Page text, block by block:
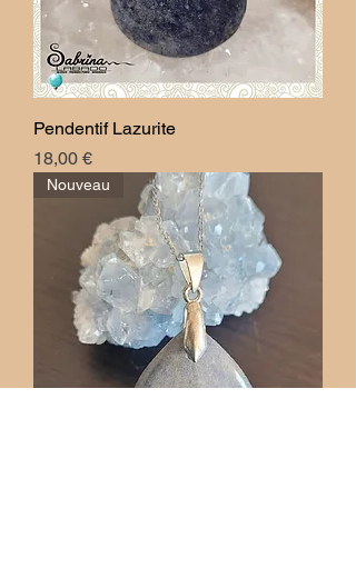
Pendentif Lazurite
Prix
18,00 €
Nouveau